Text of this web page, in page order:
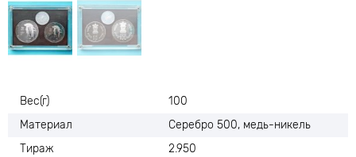
Вес(г)
100
Материал
Серебро 500, медь-никель
Тираж
2.950